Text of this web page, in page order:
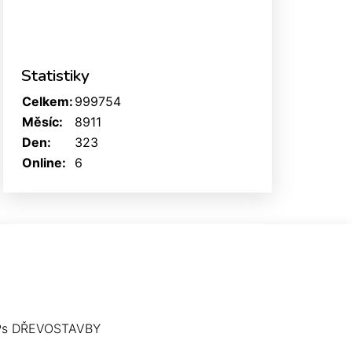
Statistiky
Online: 6
Celkem: 999754
Měsíc:
8911
Den:
323
DŘEVOSTAVBY